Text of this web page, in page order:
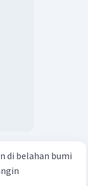
di belahan bumi